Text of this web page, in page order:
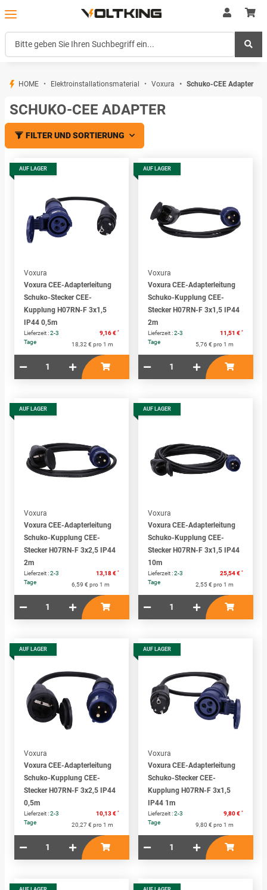
HOME Elektroinstallationsmaterial Voxura Schuko-CEE Adapter
SCHUKO-CEE ADAPTER
FILTER UND SORTIERUNG
AUF LAGER
Voxura
Voxura CEE-Adapterleitung
Schuko-Stecker CEE-
Kupplung H07RN-F 3x1,5
IP44 0,5m
Lieferzeit :2-3
Tage
9,16 € *
18,32 € pro 1 m
AUF LAGER
Voxura
Voxura CEE-Adapterleitung
Schuko-Kupplung CEE-
Stecker H07RN-F 3x1,5 IP44
2m
Lieferzeit :2-3
Tage
11,51 € *
5,76 € pro 1 m
AUF LAGER
Voxura
Voxura CEE-Adapterleitung
Schuko-Kupplung CEE-
Stecker H07RN-F 3x2,5 IP44
2m
Lieferzeit :2-3
Tage
13,18 € *
6,59 € pro 1 m
AUF LAGER
Voxura
Voxura CEE-Adapterleitung
Schuko-Kupplung CEE-
Stecker H07RN-F 3x1,5 IP44
10m
Lieferzeit :2-3
Tage
25,54 € *
2,55 € pro 1 m
AUF LAGER
Voxura
Voxura CEE-Adapterleitung
Schuko-Kupplung CEE-
Stecker H07RN-F 3x2,5 IP44
0,5m
Lieferzeit :2-3
Tage
10,13 € *
20,27 € pro 1 m
AUF LAGER
Voxura
Voxura CEE-Adapterleitung
Schuko-Stecker CEE-
Kupplung H07RN-F 3x1,5
IP44 1m
Lieferzeit :2-3
Tage
9,80 € *
9,80 € pro 1 m